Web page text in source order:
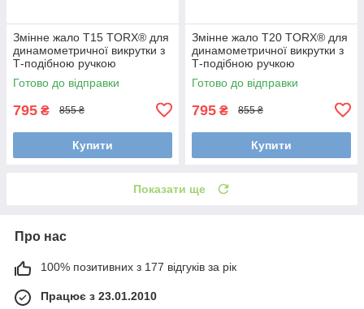
Змінне жало T15 TORX® для
динамометричної викрутки з
Т-подібною ручкою
TorqueVario®-ST electric Wiha
38931
Готово до відправки
795 ₴ 855 ₴
Купити
Змінне жало T20 TORX® для
динамометричної викрутки з
Т-подібною ручкою
TorqueVario®-ST electric Wiha
38932
Готово до відправки
795 ₴ 855 ₴
Купити
Показати ще
Про нас
100% позитивних з 177 відгуків за рік
Працює з 23.01.2010